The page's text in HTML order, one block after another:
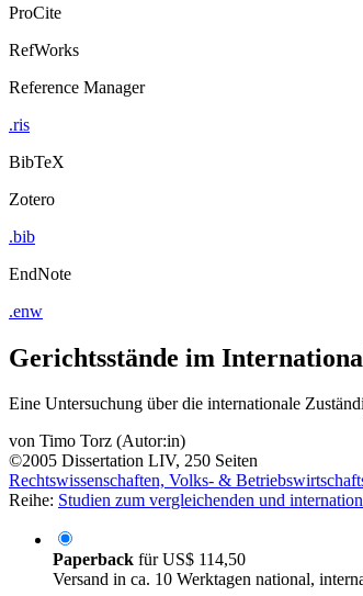
ProCite
RefWorks
Reference Manager
.ris
BibTeX
Zotero
.bib
EndNote
.enw
Gerichtsstände im
Eine Untersuchung über die internationale
von Timo Torz (Autor:in)
©2005 Dissertation LIV, 250 Seiten
Rechtswissenschaften, Volks- &
Reihe: Studien zum vergleichenden und
Paperback fürUS$ 114,50
Versand in ca. 10 Werktagen national,